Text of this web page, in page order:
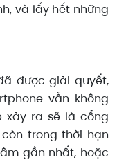
và lấy hết những
được giải quyết,
vẫn không
xảy ra sẽ là cổng
trong thời hạn
gần nhất, hoặc